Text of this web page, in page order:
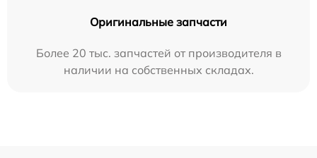
Оригинальные запчасти
Более 20 тыс. запчастей от производителя в
наличии на собственных складах.